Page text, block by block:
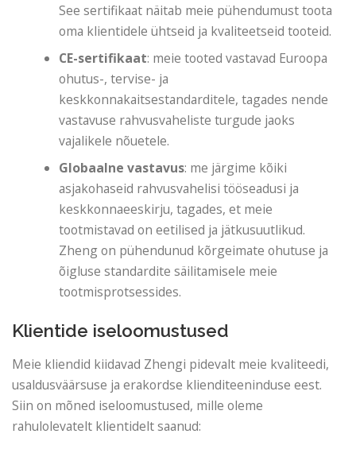
See sertifikaat näitab meie pühendumust toota
oma klientidele ühtseid ja kvaliteetseid tooteid.
CE-sertifikaat: meie tooted vastavad Euroopa
ohutus-, tervise- ja
keskkonnakaitsestandarditele, tagades nende
vastavuse rahvusvaheliste turgude jaoks
vajalikele nõuetele.
Globaalne vastavus: me järgime kõiki
asjakohaseid rahvusvahelisi tööseadusi ja
keskkonnaeeskirju, tagades, et meie
tootmistavad on eetilised ja jätkusuutlikud.
Zheng on pühendunud kõrgeimate ohutuse ja
õigluse standardite säilitamisele meie
tootmisprotsessides.
Klientide iseloomustused
Meie kliendid kiidavad Zhengi pidevalt meie kvaliteedi,
usaldusväärsuse ja erakordse klienditeeninduse eest.
Siin on mõned iseloomustused, mille oleme
rahulolevatelt klientidelt saanud: